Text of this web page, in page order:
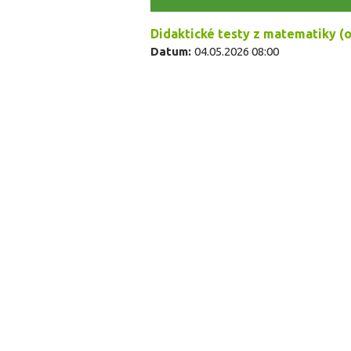
Didaktické testy z matematiky
Datum: 04.05.2026 08:00